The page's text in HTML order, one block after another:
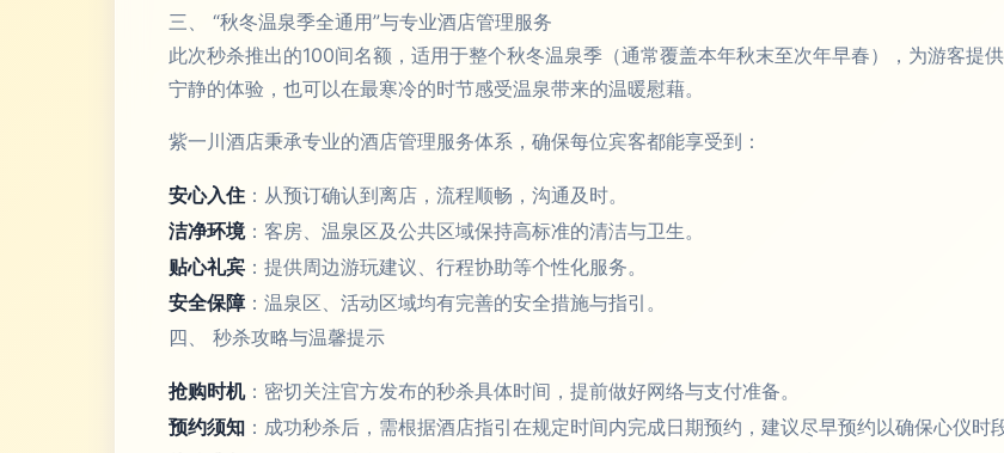
三、 “秋冬温泉季全通用”与专业酒店管理服务
此次秒杀推出的100间名额，适用于整个秋冬温泉季（通常覆盖本年秋末至次年早春），为游客提
宁静的体验，也可以在最寒冷的时节感受温泉带来的温暖慰藉。
紫一川酒店秉承专业的酒店管理服务体系，确保每位宾客都能享受到：
安心入住 ：从预订确认到离店，流程顺畅，沟通及时。
洁净环境：客房、温泉区及公共区域保持高标准的清洁与卫生。
贴心礼宾 ：提供周边游玩建议、行程协助等个性化服务。
安全保障：温泉区、活动区域均有完善的安全措施与指引。
四、 秒杀攻略与温馨提示
抢购时机：密切关注官方发布的秒杀具体时间，提前做好网络与支付准备。
预约须知 ：成功秒杀后，需根据酒店指引在规定时间内完成日期预约，建议尽早预约以确保心仪时段